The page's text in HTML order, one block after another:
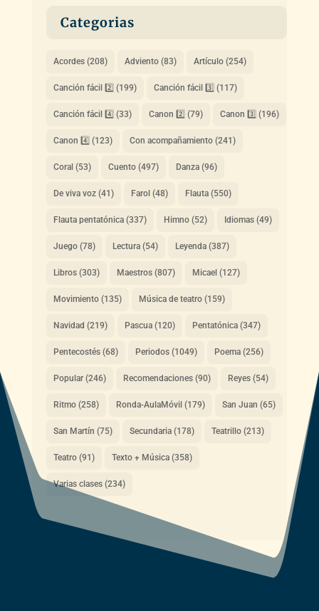
Categorias
Acordes(208) Adviento(83) Artículo(254)
Canción fácil 2️⃣ (199) Canción fácil 3️⃣ (117)
Canción fácil 4️⃣ (33) Canon 2️⃣ (79) Canon 3️⃣ (196)
Canon 4️⃣ (123) Con acompañamiento(241)
Coral (53) Cuento(497) Danza(96)
De viva voz(41) Farol (48) Flauta(550)
Flauta pentatónica(337) Himno(52) Idiomas(49)
Juego(78) Lectura(54) Leyenda(387)
Libros(303) Maestros(807) Micael (127)
Movimiento(135) Música de teatro(159)
Navidad (219) Pascua(120) Pentatónica(347)
Pentecostés(68) Periodos(1049) Poema(256)
Popular(246) Recomendaciones(90) Reyes(54)
Ritmo(258) Ronda-AulaMóvil (179) San Juan (65)
San Martín (75) Secundaria(178) Teatrillo(213)
Teatro(91) Texto + Música(358)
Varias clases(234)